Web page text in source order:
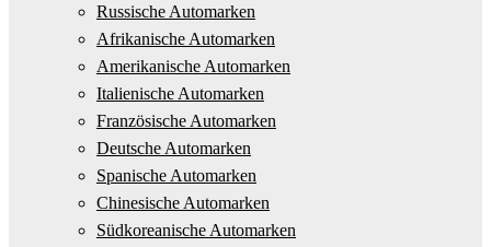
Russische Automarken
Afrikanische Automarken
Amerikanische Automarken
Italienische Automarken
Französische Automarken
Deutsche Automarken
Spanische Automarken
Chinesische Automarken
Südkoreanische Automarken